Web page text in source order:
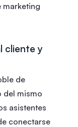
marketing
cliente y
de
del mismo
asistentes
conectarse